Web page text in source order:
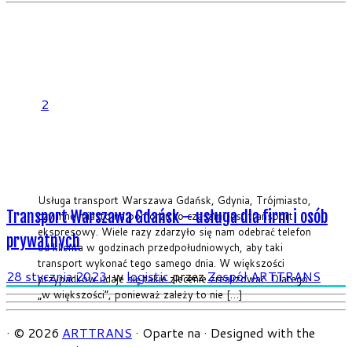
2
Usługa transport Warszawa Gdańsk, Gdynia, Trójmiasto,
czy inne miasto na pomorzu to czasami jest transport
ekspresowy. Wiele razy zdarzyło się nam odebrać telefon
od klienta w godzinach przedpołudniowych, aby taki
transport wykonać tego samego dnia. W większości
przypadków udaje się takie zlecenie zrealizować. Dlatego
„w większości”, ponieważ zależy to nie […]
Transport Warszawa Gdańsk – usługa dla firm i osób
prywatnych
28 stycznia 2023w logisticprzezZespół ARTTRANS
· © 2026 ARTTRANS · Oparte na · Designed with the